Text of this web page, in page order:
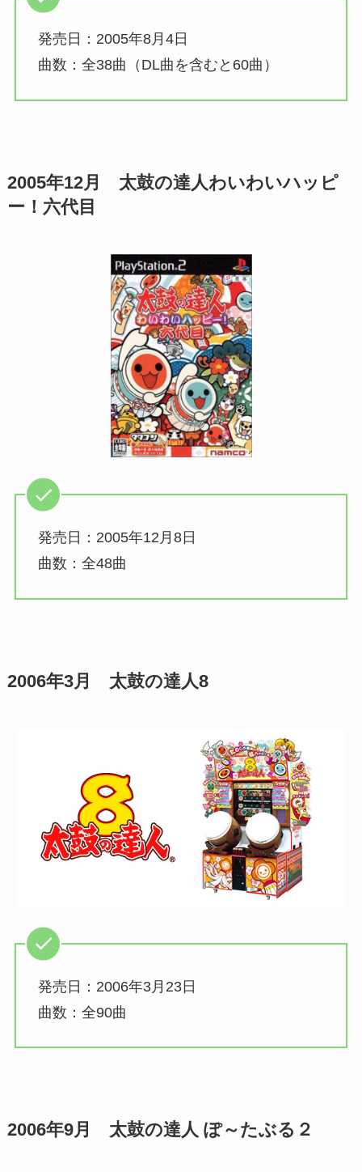
発売日：2005年8月4日
曲数：全38曲（DL曲を含むと60曲）
2005年12月 太鼓の達人わいわいハッピ
ー！六代目
発売日：2005年12月8日
曲数：全48曲
2006年3月 太鼓の達人8
発売日：2006年3月23日
曲数：全90曲
2006年9月 太鼓の達人 ぽ～たぶる２